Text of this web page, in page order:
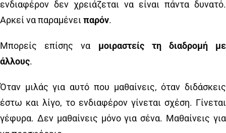
ενδιαφέρον δεν χρειάζεται να είναι πάντα δυνατό.
Αρκεί να παραμένει παρόν.
Μπορείς επίσης να μοιραστείς τη διαδρομή με
άλλους.
Όταν μιλάς για αυτό που μαθαίνεις, όταν διδάσκεις
έστω και λίγο, το ενδιαφέρον γίνεται σχέση. Γίνεται
γέφυρα. Δεν μαθαίνεις μόνο για σένα. Μαθαίνεις για